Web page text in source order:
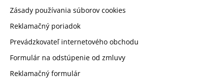
Zásady používania súborov cookies
Reklamačný poriadok
Prevádzkovateľ internetového obchodu
Formulár na odstúpenie od zmluvy
Reklamačný formulár